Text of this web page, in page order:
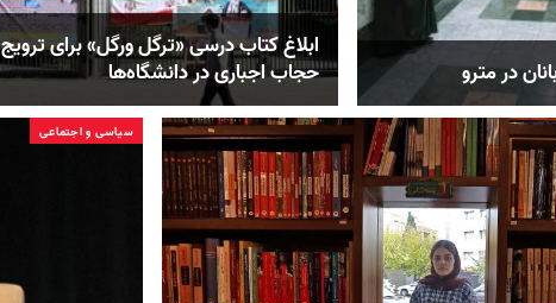
در مترو
ابلاغ کتاب درسی «ترگل ورگل» برای ترویج
حجاب اجباری در دانشگا‌ه‌ها
سیاسی و اجتماعی